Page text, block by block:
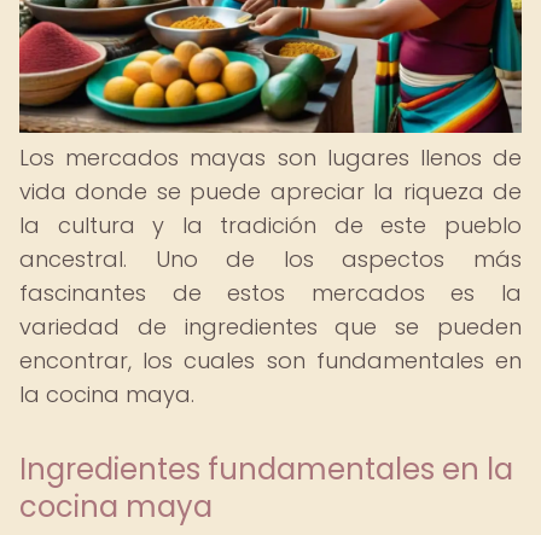
Los mercados mayas son lugares llenos de
vida donde se puede apreciar la riqueza de
la cultura y la tradición de este pueblo
ancestral. Uno de los aspectos más
fascinantes de estos mercados es la
variedad de ingredientes que se pueden
encontrar, los cuales son fundamentales en
la cocina maya.
Ingredientes fundamentales en la
cocina maya